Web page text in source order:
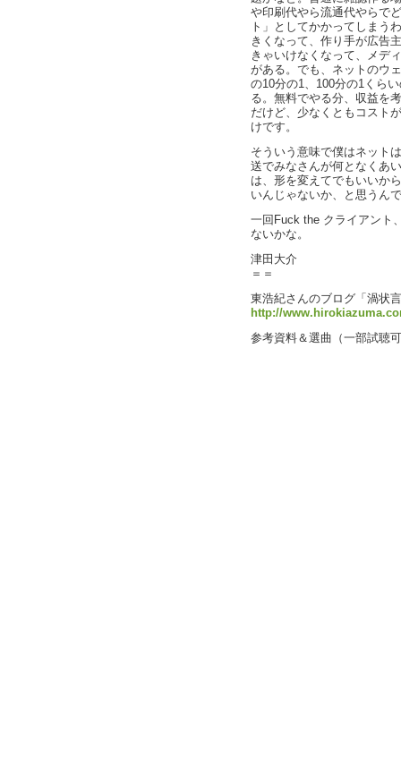
や印刷代やら流通代やらで
ト」としてかかってしまう
きくなって、作り手が広告
きゃいけなくなって、メデ
がある。でも、ネットのウ
の10分の1、100分の1くら
る。無料でやる分、収益を
だけど、少なくともコスト
けです。
そういう意味で僕はネット
送でみなさんが何となくあ
は、形を変えてでもいいか
いんじゃないか、と思うん
一回Fuck the クライアント
ないかな。
津田大介
＝＝
東浩紀さんのブログ「渦状
http://
参考資料＆選曲（一部試聴